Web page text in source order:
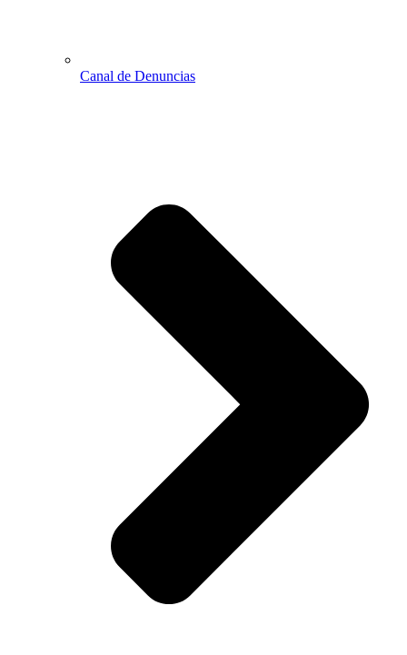
Canal de Denuncias